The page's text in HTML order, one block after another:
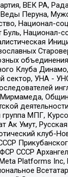
ВЕК РА,
Перуна,
Национал-
Национал-
Клуба
УНА -
МПГ,
Ак Умут,
клуб-
СССР
Platforms